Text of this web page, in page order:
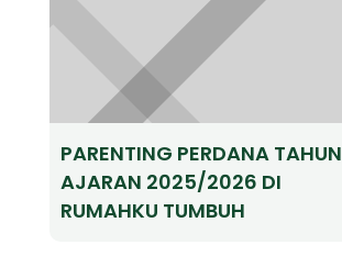
PARENTING PERDANA TAHUN
AJARAN 2025/2026 DI
RUMAHKU TUMBUH